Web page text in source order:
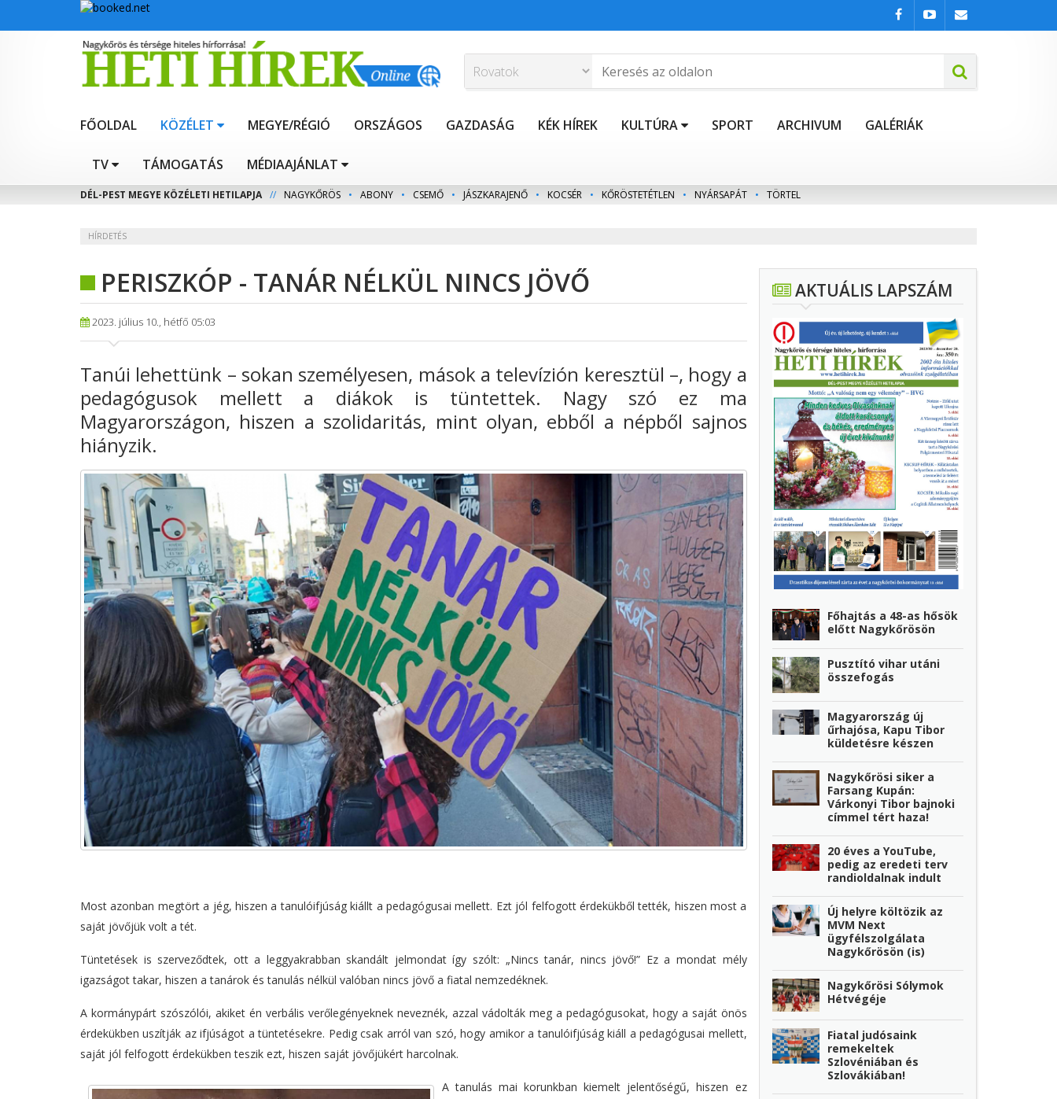
FŐOLDAL KÖZÉLET MEGYE/RÉGIÓ ORSZÁGOS GAZDASÁG KÉK HÍREK KULTÚRA SPORT ARCHIVUM GALÉRIÁK
TV TÁMOGATÁS MÉDIAAJÁNLAT
DÉL-PEST MEGYE KÖZÉLETI HETILAPJA // NAGYKŐRÖS • ABONY • CSEMŐ • JÁSZKARAJENŐ • KOCSÉR • KŐRÖSTETÉTLEN • NYÁRSAPÁT • TÖRTEL
HÍRDETÉS
PERISZKÓP - TANÁR NÉLKÜL NINCS JÖVŐ
2023. július 10., hétfő 05:03
Tanúi lehettünk – sokan személyesen, mások a televízión keresztül –, hogy a
pedagógusok mellett a diákok is tüntettek. Nagy szó ez ma
Magyarországon, hiszen a szolidaritás, mint olyan, ebből a népből sajnos
hiányzik.
Most azonban megtört a jég, hiszen a tanulóifjúság kiállt a pedagógusai mellett. Ezt jól felfogott érdekükből tették, hiszen most a
saját jövőjük volt a tét.
Tüntetések is szerveződtek, ott a leggyakrabban skandált jelmondat így szólt: „Nincs tanár, nincs jövő!” Ez a mondat mély
igazságot takar, hiszen a tanárok és tanulás nélkül valóban nincs jövő a fiatal nemzedéknek.
A kormánypárt szószólói, akiket én verbális verőlegényeknek neveznék, azzal vádolták meg a pedagógusokat, hogy a saját önös
érdekükben uszítják az ifjúságot a tüntetésekre. Pedig csak arról van szó, hogy amikor a tanulóifjúság kiáll a pedagógusai mellett,
saját jól felfogott érdekükben teszik ezt, hiszen saját jövőjükért harcolnak.
A tanulás mai korunkban kiemelt jelentőségű, hiszen ez
AKTUÁLIS LAPSZÁM
Főhajtás a 48-as hősök
előtt Nagykőrösön
Pusztító vihar utáni
összefogás
Magyarország új
űrhajósa, Kapu Tibor
küldetésre készen
Nagykőrösi siker a
Farsang Kupán:
Várkonyi Tibor bajnoki
címmel tért haza!
20 éves a YouTube,
pedig az eredeti terv
randioldalnak indult
Új helyre költözik az
MVM Next
ügyfélszolgálata
Nagykőrösön (is)
Nagykőrösi Sólymok
Hétvégéje
Fiatal judósaink
remekeltek
Szlovéniában és
Szlovákiában!